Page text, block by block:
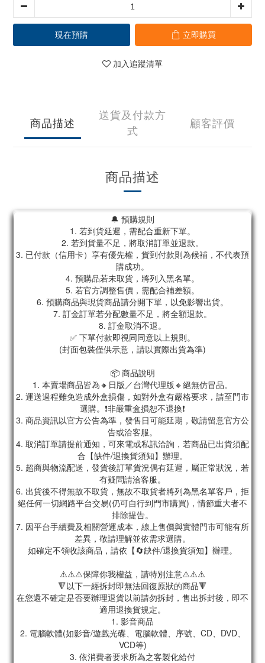
現在預購 立即購買
加入追蹤清單
商品描述
送貨及付款方
式
顧客評價
商品描述
🔔 預購規則
1. 若到貨延遲，需配合重新下單。
2. 若到貨量不足，將取消訂單並退款。
3. 已付款（信用卡）享有優先權，貨到付款則為候補，不代表預
購成功。
4. 預購品若未取貨，將列入黑名單。
5. 若官方調整售價，需配合補差額。
6. 預購商品與現貨商品請分開下單，以免影響出貨。
7. 訂金訂單若分配數量不足，將全額退款。
8. 訂金取消不退。
✅ 下單付款即視同同意以上規則。
(封面包裝僅供示意，請以實際出貨為準)
📦 商品說明
1. 本賣場商品皆為🔸日版／台灣代理版🔸絕無仿冒品。
2. 運送過程難免造成外盒損傷，如對外盒有嚴格要求，請至門市
選購。❗非嚴重盒損恕不退換❗
3. 商品資訊以官方公告為準，發售日可能延期，敬請留意官方公
告或洽客服。
4. 取消訂單請提前通知，可來電或私訊洽詢，若商品已出貨須配
合【缺件/退換貨須知】辦理。
5. 超商與物流配送，發貨後訂單貨況偶有延遲，屬正常狀況，若
有疑問請洽客服。
6. 出貨後不得無故不取貨，無故不取貨者將列為黑名單客戶，拒
絕任何一切網路平台交易(仍可自行到門市購買)，情節重大者不
排除提告。
7. 因平台手續費及相關營運成本，線上售價與實體門市可能有所
差異，敬請理解並依需求選購。
如確定不領收該商品，請依【🔄缺件/退換貨須知】辦理。
⚠️⚠️⚠️保障你我權益，請特別注意⚠️⚠️⚠️
🔻以下一經拆封即無法回復原狀的商品🔻
在您還不確定是否要辦理退貨以前請勿拆封，售出拆封後，即不
適用退換貨規定。
1. 影音商品
2. 電腦軟體(如影音/遊戲光碟、電腦軟體、序號、CD、DVD、
VCD等)
3. 依消費者要求所為之客製化給付